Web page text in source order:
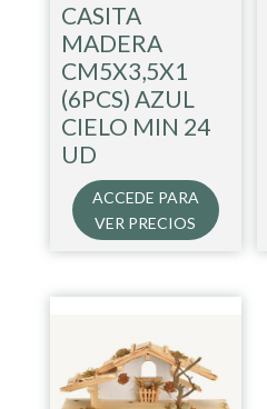
CASITA
MADERA
CM5X3,5X1
(6PCS) AZUL
CIELO MIN 24
UD
ACCEDE PARA
VER PRECIOS